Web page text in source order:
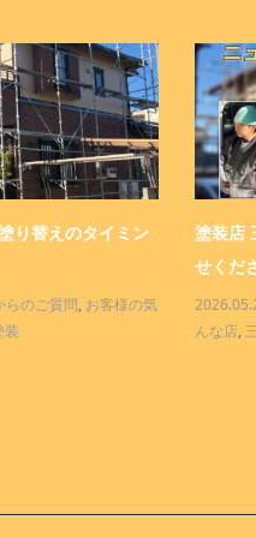
り替えのタイミン
らのご質問, お客様の気
装
塗装店
せくだ
んな店,